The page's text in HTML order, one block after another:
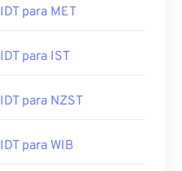
IDT para MET
IDT para IST
IDT para NZST
IDT para WIB